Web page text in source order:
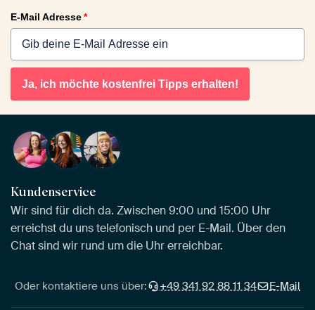
E-Mail Adresse*
Ja, ich möchte kostenfrei Tipps erhalten!
Kundenservice
Wir sind für dich da. Zwischen 9:00 und 15:00 Uhr
erreichst du uns telefonisch und per E-Mail. Über den
Chat sind wir rund um die Uhr erreichbar.
Oder kontaktiere uns über: +49 341 92 88 11 34 E-Mail